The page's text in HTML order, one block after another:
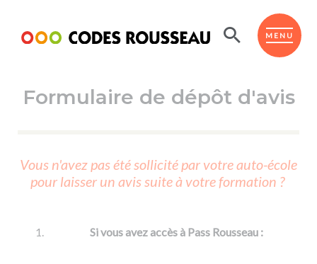
MENU
ESPACE ÉLÈVE
Code de la route
Passer l'ASSR
Réviser le code
Passer l'ETM
Permis voiture
Formulaire de dépôt d'avis
Vous n'avez pas été sollicité par votre auto-école
pour laisser un avis suite à votre formation ?
Si vous avez accès à Pass Rousseau :